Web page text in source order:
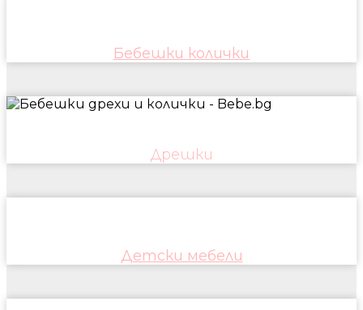
Бебешки колички
Дрешки
Детски мебели